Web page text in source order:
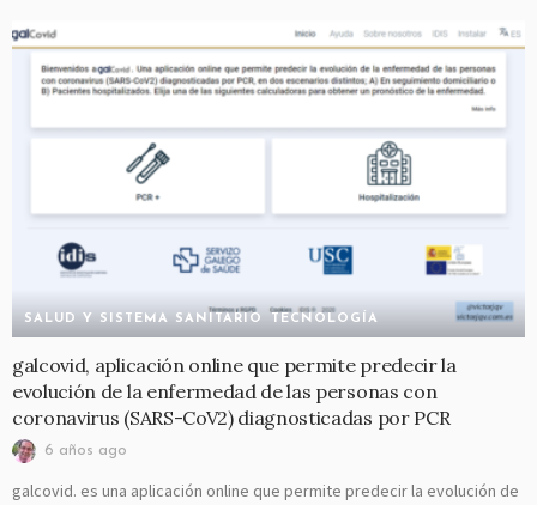
SALUD Y SISTEMA SANITARIO TECNOLOGÍA
galcovid, aplicación online que permite predecir la
evolución de la enfermedad de las personas con
coronavirus (SARS-CoV2) diagnosticadas por PCR
6 años ago
galcovid. es una aplicación online que permite predecir la evolución de